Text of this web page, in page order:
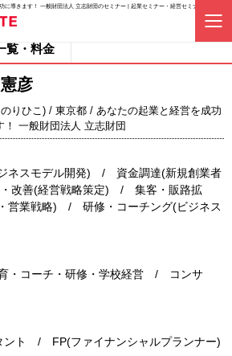
に導きます！ 一般財団法人 立志財団のセミナー | 起業セミナー・経営セミナー | ドリーム
覧・料金
彦
りひこ) / 東京都 / あなたの起業と経営を成功
！ 一般財団法人 立志財団
ネスモデル開発) / 資金調達(新規創業者
改善(経営戦略策定) / 集客・販路拡
営業戦略) / 研修・コーチング(ビジネス
・コーチ・研修・学校経営 / コンサ
ント / FP(ファイナンシャルプランナー)